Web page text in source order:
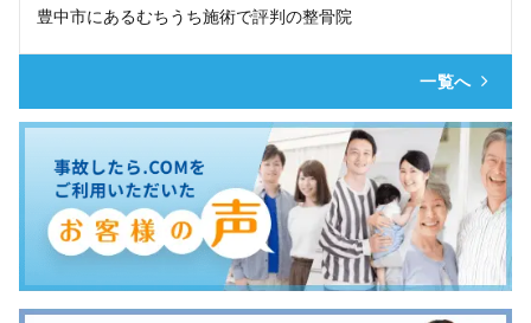
豊中市にあるむちうち施術で評判の整骨院
一覧へ